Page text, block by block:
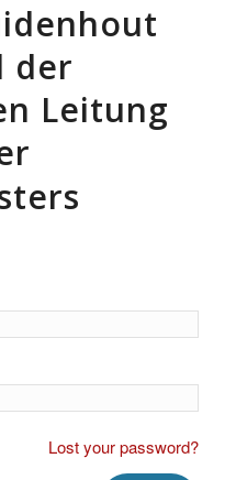
der
Leitung
Lost your password?